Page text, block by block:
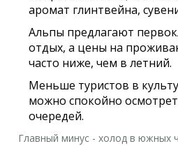
аромат глинтвейна,
Альпы предлагают
отдых, а цены на
часто ниже, чем в летний.
Меньше туристов в
можно спокойно
очередей.
Главный минус - холод в южных